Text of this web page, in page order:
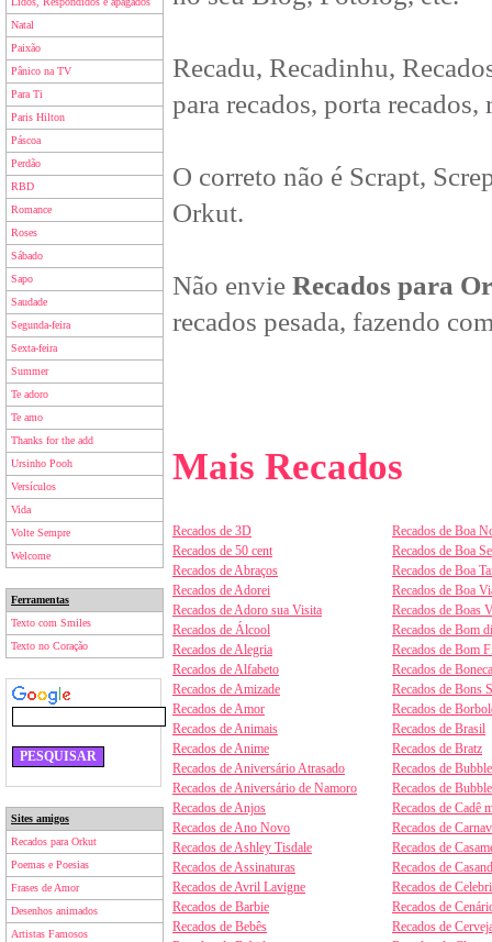
Natal
Paixão
Pânico na TV
Para Ti
Paris Hilton
Páscoa
Perdão
RBD
Romance
Roses
Sábado
Sapo
Saudade
Segunda-feira
Sexta-feira
Summer
Te adoro
Te amo
Thanks for the add
Ursinho Pooh
Versículos
Vida
Volte Sempre
Welcome
Ferramentas
Texto com Smiles
Texto no Coração
Sites amigos
Recados para Orkut
Poemas e Poesias
Frases de Amor
Desenhos animados
Artistas Famosos
Recadu, Recadinhu,
para recados, porta
O correto não é Scrapt,
Orkut.
Não envie Recados para
recados pesada, fazendo
Mais Recados
Recados de 3D
Recados de 50 cent
Recados de Abraços
Recados de Adorei
Recados de Adoro sua Visita
Recados de Álcool
Recados de Alegria
Recados de Alfabeto
Recados de Amizade
Recados de Amor
Recados de Animais
Recados de Anime
Recados de Aniversário Atrasado
Recados de Aniversário de Namoro
Recados de Anjos
Recados de Ano Novo
Recados de Ashley Tisdale
Recados de Assinaturas
Recados de Avril Lavigne
Recados de Barbie
Recados de Bebês
Recados de Boa
Recados de Boa
Recados de Boa
Recados de Boa
Recados de Boas
Recados de Bom
Recados de Bom
Recados de
Recados de Bons
Recados de
Recados de Brasil
Recados de Bratz
Recados de
Recados de
Recados de Cadê
Recados de
Recados de
Recados de
Recados de
Recados de
Recados de